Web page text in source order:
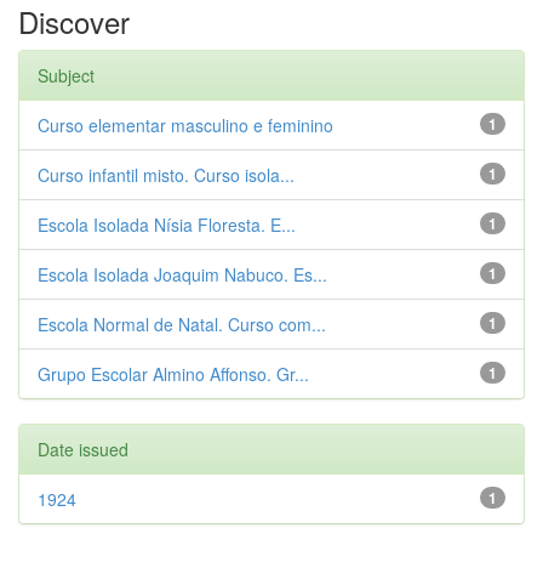
Discover
Subject
1
Curso elementar masculino e feminino
1
Curso infantil misto. Curso isola...
1
Escola Isolada Nísia Floresta. E...
1
Escola Isolada Joaquim Nabuco. Es...
1
Escola Normal de Natal. Curso com...
1
Grupo Escolar Almino Affonso. Gr...
Date issued
1
1924